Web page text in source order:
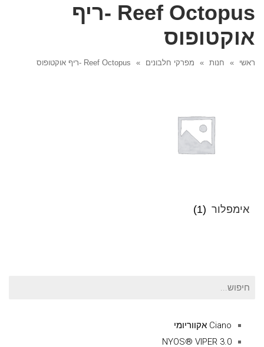
Reef Octopus -ריף
אוקטופוס
ראשי » חנות » מפרקי חלבונים » Reef Octopus -ריף אוקטופוס
אימפלור (1)
חיפוש
Ciano אקווריומי
NYOS® VIPER 3.0